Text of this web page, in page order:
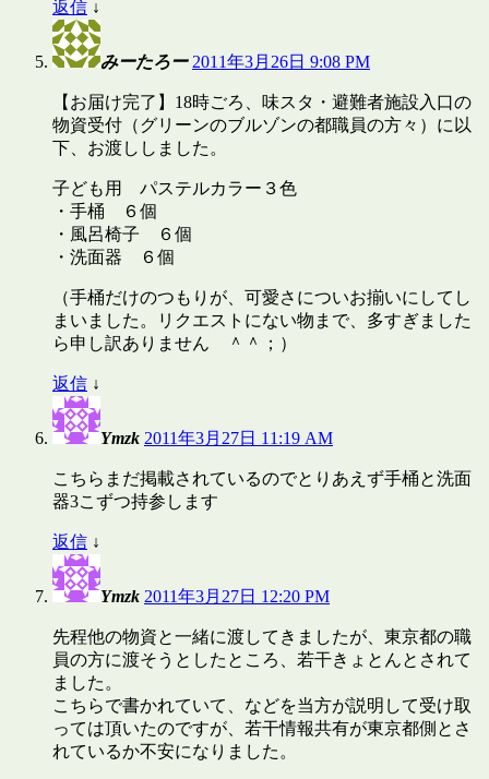
返信 ↓
みーたろー 2011年3月26日 9:08 PM
【お届け完了】18時ごろ、味スタ・避難者施設入口の
物資受付（グリーンのブルゾンの都職員の方々）に以
下、お渡ししました。
子ども用 パステルカラー３色
・手桶 ６個
・風呂椅子 ６個
・洗面器 ６個
（手桶だけのつもりが、可愛さについお揃いにしてし
まいました。リクエストにない物まで、多すぎました
ら申し訳ありません ＾＾；）
返信 ↓
Ymzk 2011年3月27日 11:19 AM
こちらまだ掲載されているのでとりあえず手桶と洗面
器3こずつ持参します
返信 ↓
Ymzk 2011年3月27日 12:20 PM
先程他の物資と一緒に渡してきましたが、東京都の職
員の方に渡そうとしたところ、若干きょとんとされて
ました。
こちらで書かれていて、などを当方が説明して受け取
っては頂いたのですが、若干情報共有が東京都側とさ
れているか不安になりました。